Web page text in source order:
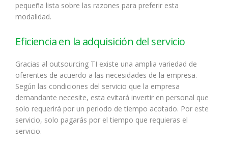
pequeña lista sobre las razones para preferir esta
modalidad.
Eficiencia en la adquisición del servicio
Gracias al outsourcing TI existe una amplia variedad de
oferentes de acuerdo a las necesidades de la empresa.
Según las condiciones del servicio que la empresa
demandante necesite, esta evitará invertir en personal que
solo requerirá por un periodo de tiempo acotado. Por este
servicio, solo pagarás por el tiempo que requieras el
servicio.